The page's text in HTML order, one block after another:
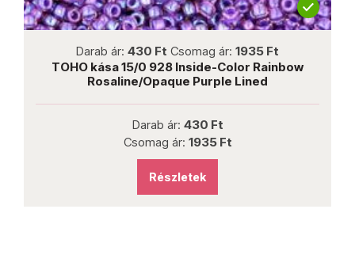
Darab ár: 430 Ft Csomag ár: 1935 Ft
TOHO kása 15/0 928 Inside-Color Rainbow
Rosaline/Opaque Purple Lined
Darab ár: 430 Ft
Csomag ár: 1935 Ft
Részletek